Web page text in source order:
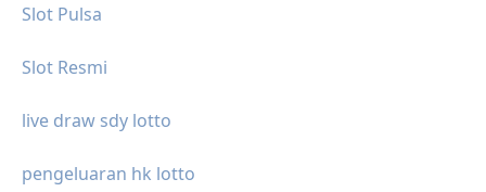
Slot Pulsa
Slot Resmi
live draw sdy lotto
pengeluaran hk lotto